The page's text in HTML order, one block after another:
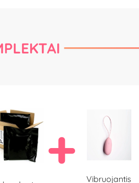
Vibruojantis